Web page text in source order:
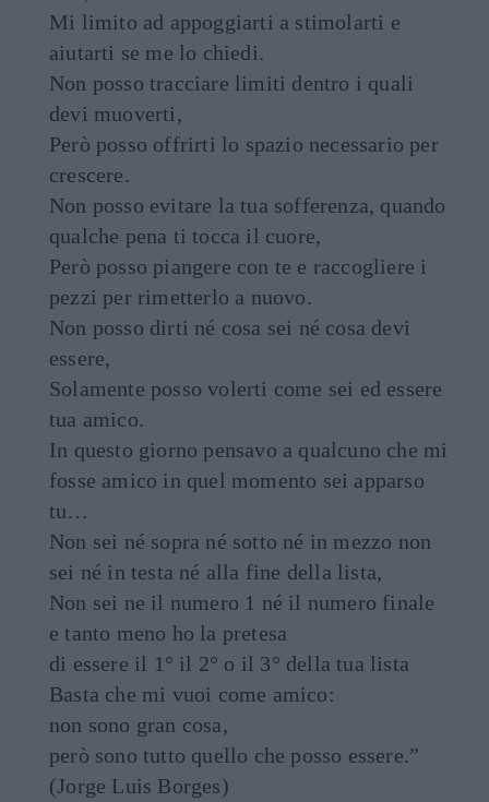
Mi limito ad appoggiarti a stimolarti e
aiutarti se me lo chiedi.
Non posso tracciare limiti dentro i quali
devi muoverti,
Però posso offrirti lo spazio necessario per
crescere.
Non posso evitare la tua sofferenza, quando
qualche pena ti tocca il cuore,
Però posso piangere con te e raccogliere i
pezzi per rimetterlo a nuovo.
Non posso dirti né cosa sei né cosa devi
essere,
Solamente posso volerti come sei ed essere
tua amico.
In questo giorno pensavo a qualcuno che mi
fosse amico in quel momento sei apparso
tu…
Non sei né sopra né sotto né in mezzo non
sei né in testa né alla fine della lista,
Non sei ne il numero 1 né il numero finale
e tanto meno ho la pretesa
di essere il 1° il 2° o il 3° della tua lista
Basta che mi vuoi come amico:
non sono gran cosa,
però sono tutto quello che posso essere.”
(Jorge Luis Borges)